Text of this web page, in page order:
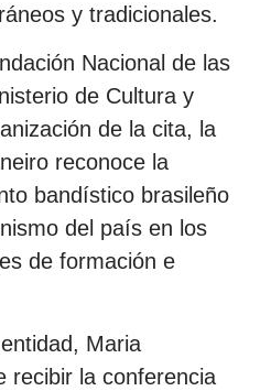
y tradicionales.
Nacional de las
de Cultura y
de la cita, la
reconoce la
bandístico brasileño
del país en los
de formación e
Maria
recibir la conferencia